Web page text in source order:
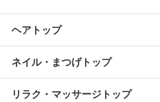
ヘアトップ
ネイル・まつげトップ
リラク・マッサージトップ